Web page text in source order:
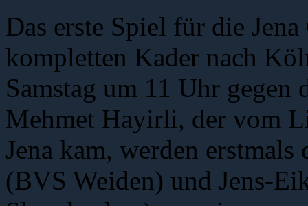
Das erste Spiel für die
kompletten Kader nach
Samstag um 11 Uhr
Mehmet Hayirli, der vom
Jena kam, werden
(BVS Weiden) und Jens-